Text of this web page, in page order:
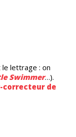
lettrage : on
Swimmer…).
de